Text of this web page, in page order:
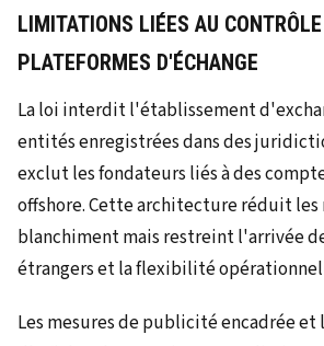
LIMITATIONS LIÉES AU
PLATEFORMES D'ÉCHANGE
La loi interdit l'établissement
entités enregistrées dans des
exclut les fondateurs liés à des
offshore. Cette architecture réduit les
blanchiment mais restreint l'arrivée
étrangers et la flexibilité
Les mesures de publicité encadrée et